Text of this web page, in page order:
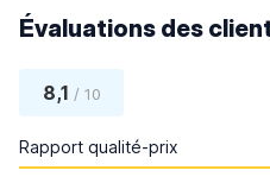
Évaluations des
8,1 / 10
Rapport qualité-prix